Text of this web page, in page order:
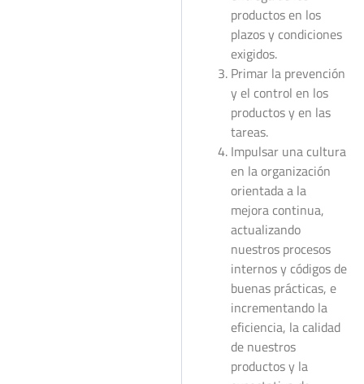
productos en los
plazos y condiciones
exigidos.
Primar la prevención
y el control en los
productos y en las
tareas.
Impulsar una cultura
en la organización
orientada a la
mejora continua,
actualizando
nuestros procesos
internos y códigos de
buenas prácticas, e
incrementando la
eficiencia, la calidad
de nuestros
productos y la